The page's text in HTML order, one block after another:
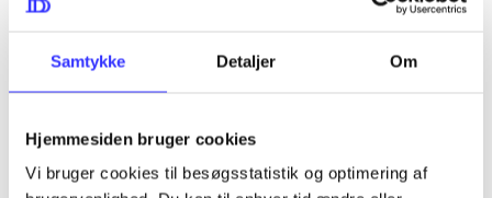
Samtykke Detaljer Om
Hjemmesiden bruger cookies
Vi bruger cookies til besøgsstatistik og optimering af
...